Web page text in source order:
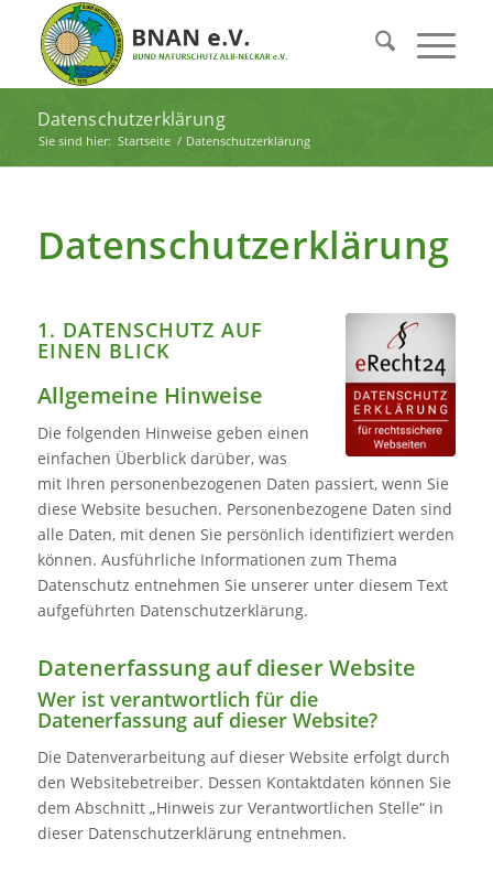
Datenschutzerklärung
Sie sind hier: Startseite / Datenschutzerklärung
Datenschutzerklärung
1. DATENSCHUTZ AUF
EINEN BLICK
Allgemeine Hinweise
Die folgenden Hinweise geben einen
einfachen Überblick darüber, was
mit Ihren personenbezogenen Daten passiert, wenn Sie
diese Website besuchen. Personenbezogene Daten sind
alle Daten, mit denen Sie persönlich identifiziert werden
können. Ausführliche Informationen zum Thema
Datenschutz entnehmen Sie unserer unter diesem Text
aufgeführten Datenschutzerklärung.
Datenerfassung auf dieser Website
Wer ist verantwortlich für die
Datenerfassung auf dieser Website?
Die Datenverarbeitung auf dieser Website erfolgt durch
den Websitebetreiber. Dessen Kontaktdaten können Sie
dem Abschnitt „Hinweis zur Verantwortlichen Stelle“ in
dieser Datenschutzerklärung entnehmen.